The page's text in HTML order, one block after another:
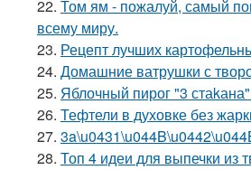
22. Том ям - пожалуй, самый
всему миру.
23. Рецепт лучших
24. Домашние ватрушки с
25. Яблочный пирог "3
26. Тефтели в духовке без
27.
28. Топ 4 идеи для выпечки из